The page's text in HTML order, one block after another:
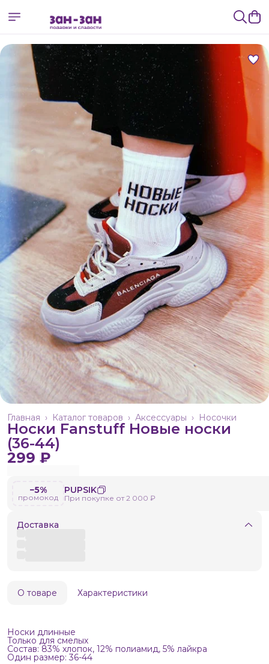
Носочки
Аксессуары ›
Каталог товаров ›
Главная ›
Носки Fanstuff Новые носки
(36-44)
299 ₽
−5%
промокод
PUPSIK
При покупке от 2 000 ₽
Доставка
О товаре Характеристики
Носки длинные
Только для смелых
Состав: 83% хлопок, 12% полиамид, 5% лайкра
Один размер: 36-44